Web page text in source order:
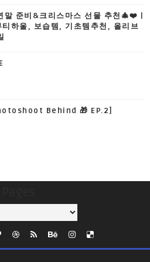
말 준비&크리스마스 선물 추천🎄❤️ |
하울, 보습템, 기초템추천, 올리브
Behind 🎁 EP.2]